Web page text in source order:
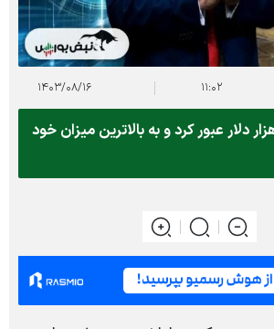
۱۱:۰۲ ۱۴۰۳/۰۸/۱۶
از ۷۴ هزار دلار عبور کرد و به بالاترین میزان خود